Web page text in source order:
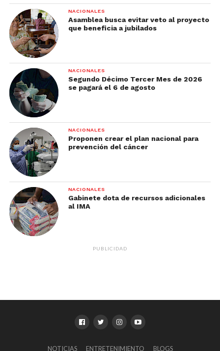
NACIONALES
Asamblea busca evitar veto al proyecto
que beneficia a jubilados
NACIONALES
Segundo Décimo Tercer Mes de 2026
se pagará el 6 de agosto
NACIONALES
Proponen crear el plan nacional para
prevención del cáncer
NACIONALES
Gabinete dota de recursos adicionales
al IMA
PUBLICIDAD
NOTICIAS ENTRETENIMIENTO BLOGS